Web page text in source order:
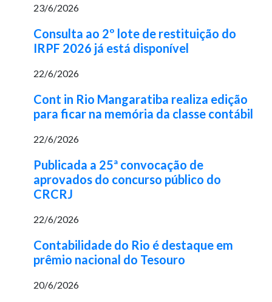
23/6/2026
Consulta ao 2º lote de restituição do
IRPF 2026 já está disponível
22/6/2026
Cont in Rio Mangaratiba realiza edição
para ficar na memória da classe contábil
22/6/2026
Publicada a 25ª convocação de
aprovados do concurso público do
CRCRJ
22/6/2026
Contabilidade do Rio é destaque em
prêmio nacional do Tesouro
20/6/2026